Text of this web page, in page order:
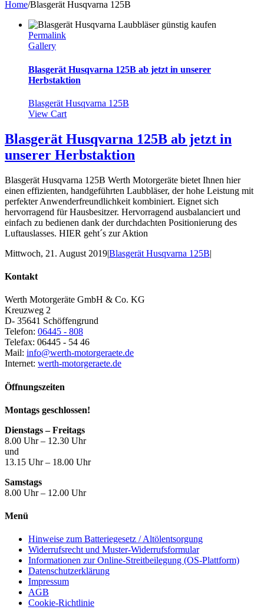
Home/Blasgerät Husqvarna 125B
Permalink
Gallery
Blasgerät Husqvarna 125B ab jetzt in unserer
Herbstaktion
Blasgerät Husqvarna 125B
View Cart
Blasgerät Husqvarna 125B ab jetzt in
unserer Herbstaktion
Blasgerät Husqvarna 125B Werth Motorgeräte bietet Ihnen hier
einen effizienten, handgeführten Laubbläser, der hohe Leistung mit
perfekter Anwenderfreundlichkeit kombiniert. Eignet sich
hervorragend für Hausbesitzer. Hervorragend ausbalanciert und
einfach zu bedienen dank der durchdachten Positionierung des
Luftauslasses. HIER geht´s zur Aktion
Mittwoch, 21. August 2019|Blasgerät Husqvarna 125B|
Kontakt
Werth Motorgeräte GmbH & Co. KG
Kreuzweg 2
D- 35641 Schöffengrund
Telefon: 06445 - 808
Telefax: 06445 - 54 46
Mail: info@werth-motorgeraete.de
Internet: werth-motorgeraete.de
Öffnungszeiten
Montags geschlossen!
Dienstags – Freitags
8.00 Uhr – 12.30 Uhr
und
13.15 Uhr – 18.00 Uhr
Samstags
8.00 Uhr – 12.00 Uhr
Menü
Hinweise zum Batteriegesetz / Altölentsorgung
Widerrufsrecht und Muster-Widerrufsformular
Informationen zur Online-Streitbeilegung (OS-Plattform)
Datenschutzerklärung
Impressum
AGB
Cookie-Richtlinie